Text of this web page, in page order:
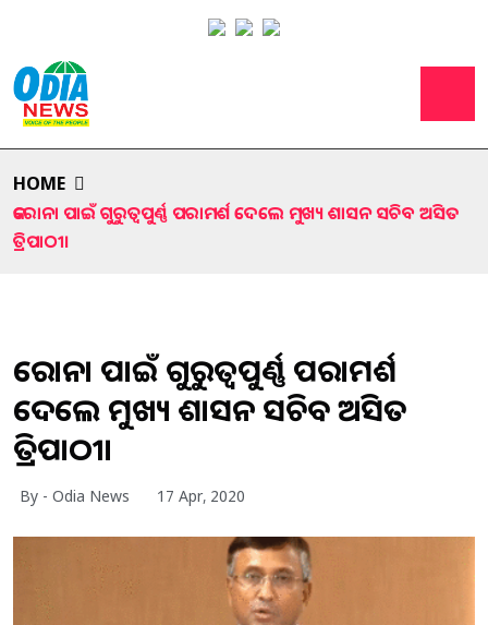
HOME
କରୋନା ପାଇଁ ଗୁରୁତ୍ୱପୁର୍ଣ୍ଣ ପରାମର୍ଶ ଦେଲେ ମୁଖ୍ୟ ଶାସନ ସଚିବ ଅସିତ
ତ୍ରିପାଠୀ।
କରୋନା ପାଇଁ ଗୁରୁତ୍ୱପୁର୍ଣ୍ଣ ପରାମର୍ଶ
ଦେଲେ ମୁଖ୍ୟ ଶାସନ ସଚିବ ଅସିତ
ତ୍ରିପାଠୀ।
By - Odia News 17 Apr, 2020